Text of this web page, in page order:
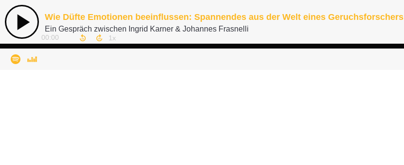
Wie Düfte Emotionen beeinflussen: Spannendes aus der Welt eines Geruchsforschers
Ein Gespräch zwischen Ingrid Karner & Johannes Frasnelli
00:00